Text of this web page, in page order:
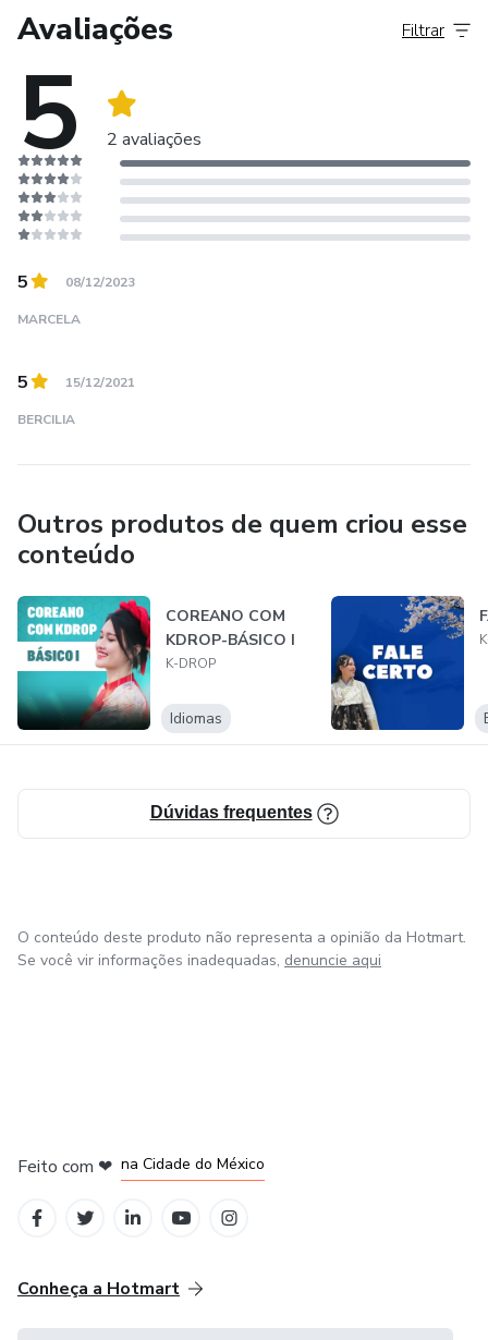
nosso INSTAGRAM.
Avaliações
5 2 avaliações
Filtrar
5 08/12/2023
MARCELA
5 15/12/2021
BERCILIA
Outros produtos de quem criou esse
conteúdo
COREANO COM
KDROP-BÁSICO I
K-DROP
Idiomas
Dúvidas frequentes
O conteúdo deste produto não representa a opinião da Hotmart.
Se você vir informações inadequadas, denuncie aqui
Feito com ❤ na Cidade do México
Conheça a Hotmart